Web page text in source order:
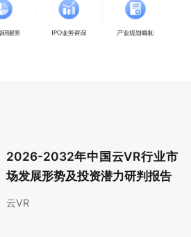
2026-2032年中国云VR行业市
场发展形势及投资潜力研判报告
云VR